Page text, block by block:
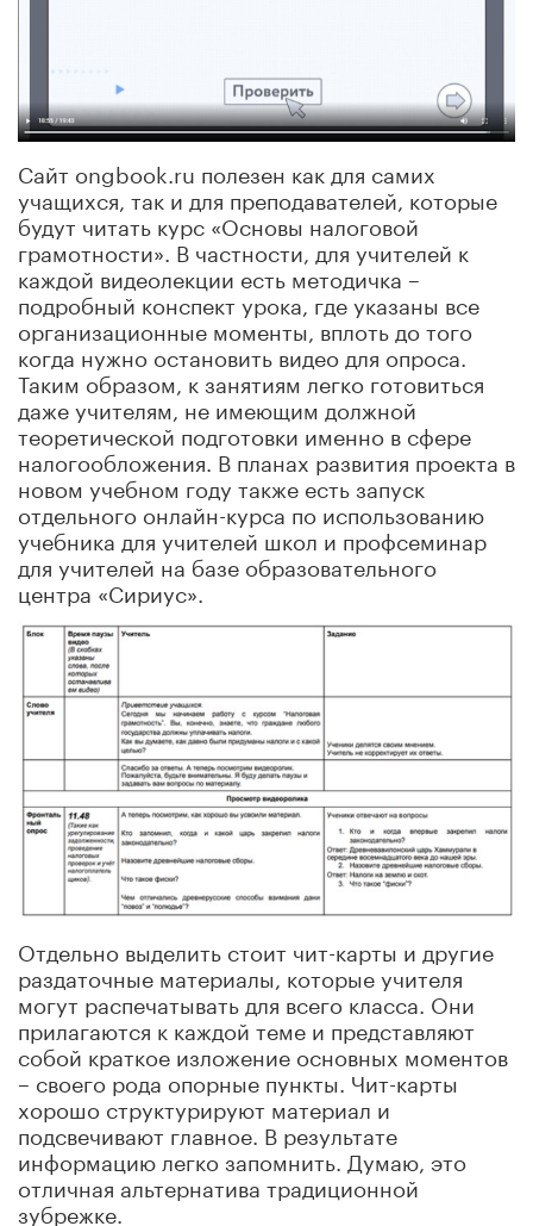
Сайт ongbook.ru полезен как для самих
учащихся, так и для преподавателей, которые
будут читать курс «Основы налоговой
грамотности». В частности, для учителей к
каждой видеолекции есть методичка –
подробный конспект урока, где указаны все
организационные моменты, вплоть до того
когда нужно остановить видео для опроса.
Таким образом, к занятиям легко готовиться
даже учителям, не имеющим должной
теоретической подготовки именно в сфере
налогообложения. В планах развития проекта в
новом учебном году также есть запуск
отдельного онлайн-курса по использованию
учебника для учителей школ и профсеминар
для учителей на базе образовательного
центра «Сириус».
Отдельно выделить стоит чит-карты и другие
раздаточные материалы, которые учителя
могут распечатывать для всего класса. Они
прилагаются к каждой теме и представляют
собой краткое изложение основных моментов
– своего рода опорные пункты. Чит-карты
хорошо структурируют материал и
подсвечивают главное. В результате
информацию легко запомнить. Думаю, это
отличная альтернатива традиционной
зубрежке.